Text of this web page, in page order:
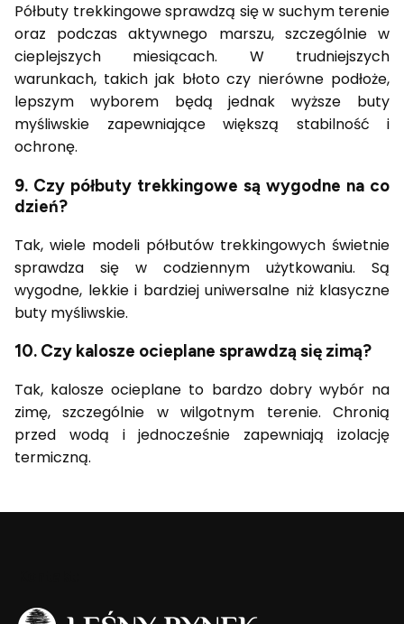
Półbuty trekkingowe sprawdzą się w suchym terenie
oraz podczas aktywnego marszu, szczególnie w
cieplejszych miesiącach. W trudniejszych
warunkach, takich jak błoto czy nierówne podłoże,
lepszym wyborem będą jednak wyższe buty
myśliwskie zapewniające większą stabilność i
ochronę.
9. Czy półbuty trekkingowe są wygodne na co
dzień?
Tak, wiele modeli półbutów trekkingowych świetnie
sprawdza się w codziennym użytkowaniu. Są
wygodne, lekkie i bardziej uniwersalne niż klasyczne
buty myśliwskie.
10. Czy kalosze ocieplane sprawdzą się zimą?
Tak, kalosze ocieplane to bardzo dobry wybór na
zimę, szczególnie w wilgotnym terenie. Chronią
przed wodą i jednocześnie zapewniają izolację
termiczną.